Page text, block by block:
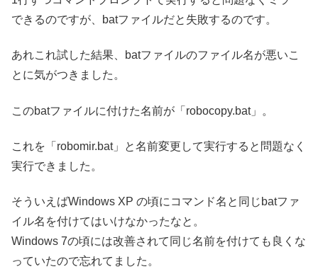
できるのですが、batファイルだと失敗するのです。
あれこれ試した結果、batファイルのファイル名が悪いこ
とに気がつきました。
このbatファイルに付けた名前が「robocopy.bat」。
これを「robomir.bat」と名前変更して実行すると問題なく
実行できました。
そういえばWindows XP の頃にコマンド名と同じbatファ
イル名を付けてはいけなかったなと。
Windows 7の頃には改善されて同じ名前を付けても良くな
っていたので忘れてました。